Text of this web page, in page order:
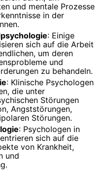
und mentale Prozesse
in der
: Einige
sich auf die Arbeit
um deren
und
zu behandeln.
: Klinische Psychologen
die unter
Störungen
Angststörungen,
Störungen.
: Psychologen in
sich auf die
von Krankheit,
und